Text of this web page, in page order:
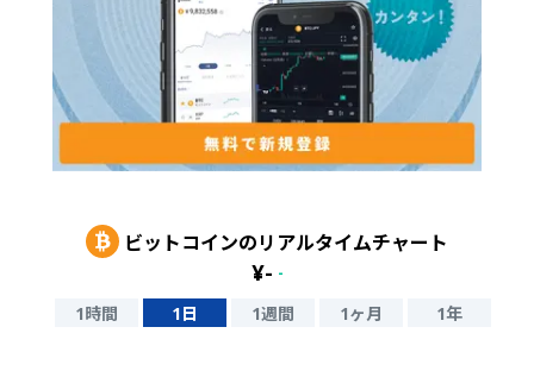
ビットコインのリアルタイムチャート
¥- -
1時間 1日 1週間 1ヶ月 1年